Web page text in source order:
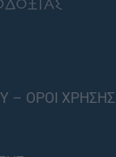
– ΟΡΟΙ ΧΡΗΣΗΣ